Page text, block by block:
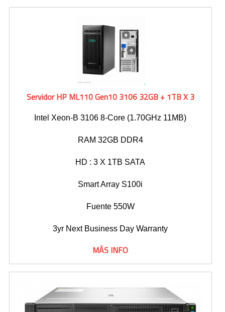
Servidor HP ML110 Gen10 3106 32GB + 1TB X 3
Intel Xeon-B 3106 8-Core (1.70GHz 11MB)
RAM 32GB DDR4
HD : 3 X 1TB SATA
Smart Array S100i
Fuente 550W
3yr Next Business Day Warranty
MÁS INFO